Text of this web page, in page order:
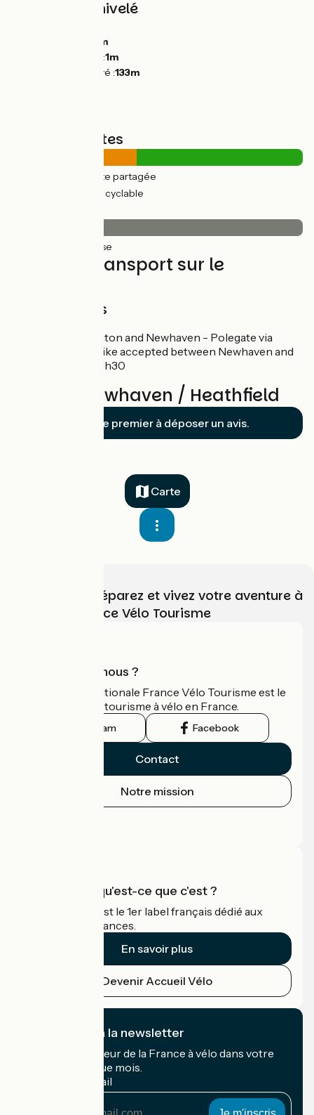
Pentes et dénivelé
107m
Point le plus bas :1m
Point le plus élevé :133m
Types de routes
(43%) Route partagée
(57%) Voie cyclable
(100%) Lisse
Trains et transport sur le
Train Stations
Newhaven - Brighton and Newhaven - Polegate via
Lewes every 30' bike accepted between Newhaven and
London Victoria: 1h30
Avis sur Newhaven / Heathfield
Soyez le premier à déposer un avis.
Carte
Choisissez, préparez et vivez votre aventure à
vélo avec France Vélo Tourisme
Qui sommes-nous ?
L'association nationale France Vélo Tourisme est le
guide officiel du tourisme à vélo en France.
Instagram Facebook
Contact
Notre mission
Accueil Vélo qu'est-ce que c'est ?
Accueil Vélo c'est le 1er label français dédié aux
cyclistes en vacances.
En savoir plus
Devenir Accueil Vélo
Je m'abonne à la newsletter
Recevez le meilleur de la France à vélo dans votre
boîte mail chaque mois.
Mon adresse mail